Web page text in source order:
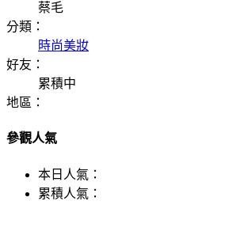
蔡毛
分類：
時尚美妝
好友：
累積中
地區：
參觀人氣
本日人氣：
累積人氣：